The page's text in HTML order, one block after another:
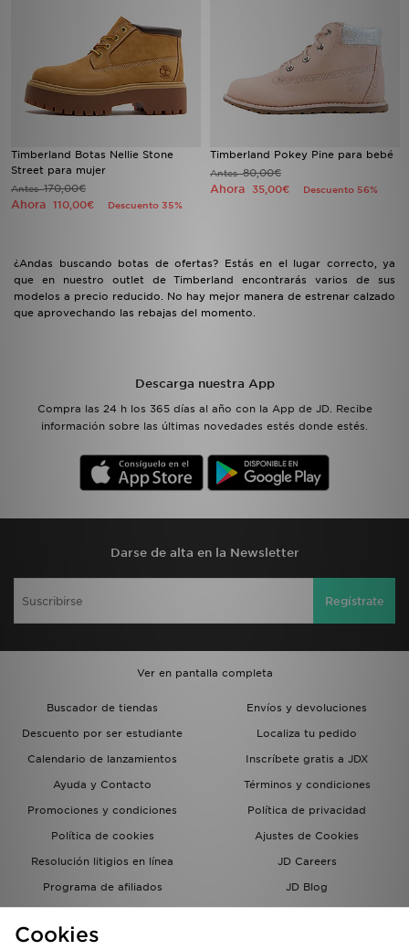
Timberland Botas Nellie Stone
Street para mujer
Antes170,00€
Ahora 110,00€ Descuento 35%
Timberland Pokey Pine para bebé
Antes80,00€
Ahora 35,00€ Descuento 56%
¿Andas buscando botas de ofertas? Estás en el lugar correcto, ya
que en nuestro outlet de Timberland encontrarás varios de sus
modelos a precio reducido. No hay mejor manera de estrenar calzado
que aprovechando las rebajas del momento.
Descarga nuestra App
Compra las 24 h los 365 días al año con la App de JD. Recibe
información sobre las últimas novedades estés donde estés.
Darse de alta en la Newsletter
Regístrate
Ver en pantalla completa
Buscador de tiendas
Envíos y devoluciones
Descuento por ser estudiante
Localiza tu pedido
Calendario de lanzamientos
Inscríbete gratis a JDX
Ayuda y Contacto
Términos y condiciones
Promociones y condiciones
Política de privacidad
Política de cookies
Ajustes de Cookies
Resolución litigios en línea
JD Careers
Programa de afiliados
JD Blog
del grupo JD - Whistleblowing
Cookies